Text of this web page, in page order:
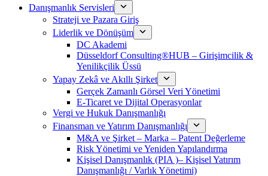
Danışmanlık Servisleri
Strateji ve Pazara Giriş
Liderlik ve Dönüşüm
DC Akademi
Düsseldorf Consulting®HUB – Girişimcilik &
Yenilikçilik Üssü
Yapay Zekâ ve Akıllı Şirket
Gerçek Zamanlı Görsel Veri Yönetimi
E-Ticaret ve Dijital Operasyonlar
Vergi ve Hukuk Danışmanlığı
Finansman ve Yatırım Danışmanlığı
M&A ve Şirket – Marka – Patent Değerleme
Risk Yönetimi ve Yeniden Yapılandırma
Kişisel Danışmanlık (PIA )– Kişisel Yatırım
Danışmanlığı / Varlık Yönetimi)